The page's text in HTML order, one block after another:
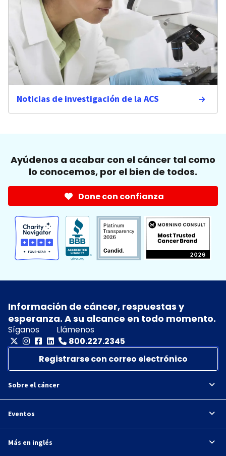
Noticias de investigación de la ACS
Ayúdenos a acabar con el cáncer tal como
lo conocemos, por el bien de todos.
Done con confianza
Información de cáncer, respuestas y
esperanza. A su alcance en todo momento.
Síganos
Llámenos
800.227.2345
Registrarse con correo electrónico
Sobre el cáncer
Eventos
Más en inglés